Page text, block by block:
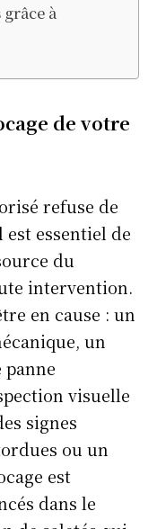
à
de votre
refuse de
essentiel de
du
intervention.
en cause : un
un
visuelle
signes
ou un
est
dans le